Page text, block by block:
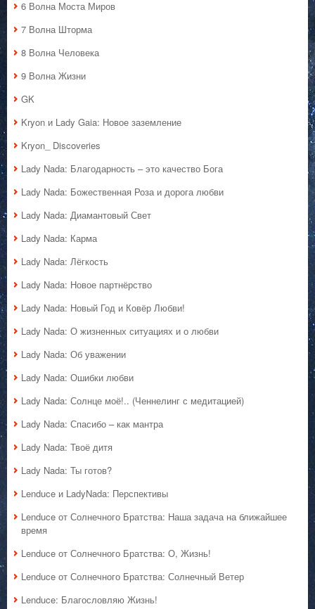
6 Волна Моста Миров
7 Волна Шторма
8 Волна Человека
9 Волна Жизни
GK
Kryon и Lady Gaia: Новое заземление
Kryon_ Discoveries
Lady Nada: Благодарность – это качество Бога
Lady Nada: Божественная Роза и дорога любви
Lady Nada: Диамантовый Свет
Lady Nada: Карма
Lady Nada: Лёгкость
Lady Nada: Новое партнёрство
Lady Nada: Новый Год и Ковёр Любви!
Lady Nada: О жизненных ситуациях и о любви
Lady Nada: Об уважении
Lady Nada: Ошибки любви
Lady Nada: Солнце моё!.. (Ченнелинг с медитацией)
Lady Nada: Спасибо – как мантра
Lady Nada: Твоё дитя
Lady Nada: Ты готов?
Lenduce и LadyNada: Перспективы
Lenduce от Солнечного Братства: Наша задача на ближайшее
время
Lenduce от Солнечного Братства: О, Жизнь!
Lenduce от Солнечного Братства: Солнечный Ветер
Lenduce: Благословляю Жизнь!